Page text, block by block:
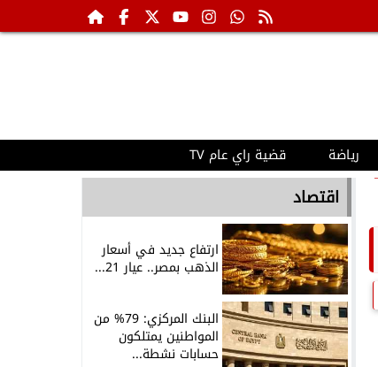
رياضة قضية راي عام TV
اقتصاد
ارتفاع جديد في أسعار
الذهب بمصر.. عيار 21...
البنك المركزي: 79% من
المواطنين يمتلكون
حسابات نشطة...